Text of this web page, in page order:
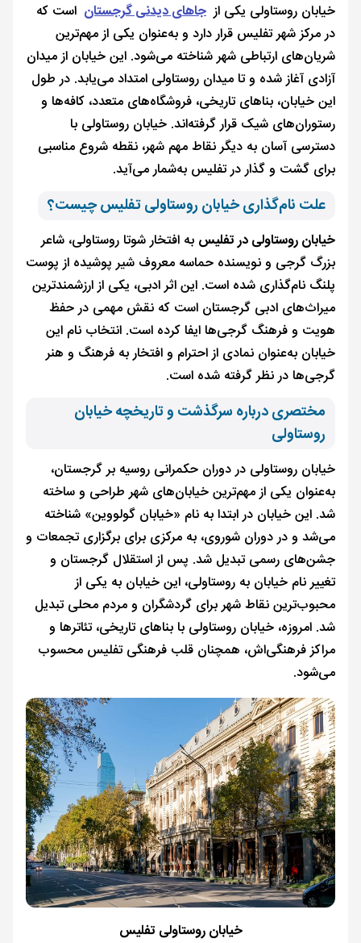
خیابان روستاولی یکی از جاهای دیدنی گرجستان است که
در مرکز شهر تفلیس قرار دارد و به‌عنوان یکی از مهم‌ترین
شریان‌های ارتباطی شهر شناخته می‌شود. این خیابان از میدان
آزادی آغاز شده و تا میدان روستاولی امتداد می‌یابد. در طول
این خیابان، بناهای تاریخی، فروشگاه‌های متعدد، کافه‌ها و
رستوران‌های شیک قرار گرفته‌اند. خیابان روستاولی با
دسترسی آسان به دیگر نقاط مهم شهر، نقطه شروع مناسبی
برای گشت و گذار در تفلیس به‌شمار می‌آید.
علت نام‌گذاری خیابان روستاولی تفلیس چیست؟
خیابان روستاولی در تفلیس به افتخار شوتا روستاولی، شاعر
بزرگ گرجی و نویسنده حماسه معروف شیر پوشیده از پوست
پلنگ نام‌گذاری شده است. این اثر ادبی، یکی از ارزشمندترین
میراث‌های ادبی گرجستان است که نقش مهمی در حفظ
هویت و فرهنگ گرجی‌ها ایفا کرده است. انتخاب نام این
خیابان به‌عنوان نمادی از احترام و افتخار به فرهنگ و هنر
گرجی‌ها در نظر گرفته شده است.
مختصری درباره سرگذشت و تاریخچه خیابان
روستاولی
خیابان روستاولی در دوران حکمرانی روسیه بر گرجستان،
به‌عنوان یکی از مهم‌ترین خیابان‌های شهر طراحی و ساخته
شد. این خیابان در ابتدا به نام «خیابان گولووین» شناخته
می‌شد و در دوران شوروی، به مرکزی برای برگزاری تجمعات و
جشن‌های رسمی تبدیل شد. پس از استقلال گرجستان و
تغییر نام خیابان به روستاولی، این خیابان به یکی از
محبوب‌ترین نقاط شهر برای گردشگران و مردم محلی تبدیل
شد. امروزه، خیابان روستاولی با بناهای تاریخی، تئاترها و
مراکز فرهنگی‌اش، همچنان قلب فرهنگی تفلیس محسوب
می‌شود.
خیابان روستاولی تفلیس